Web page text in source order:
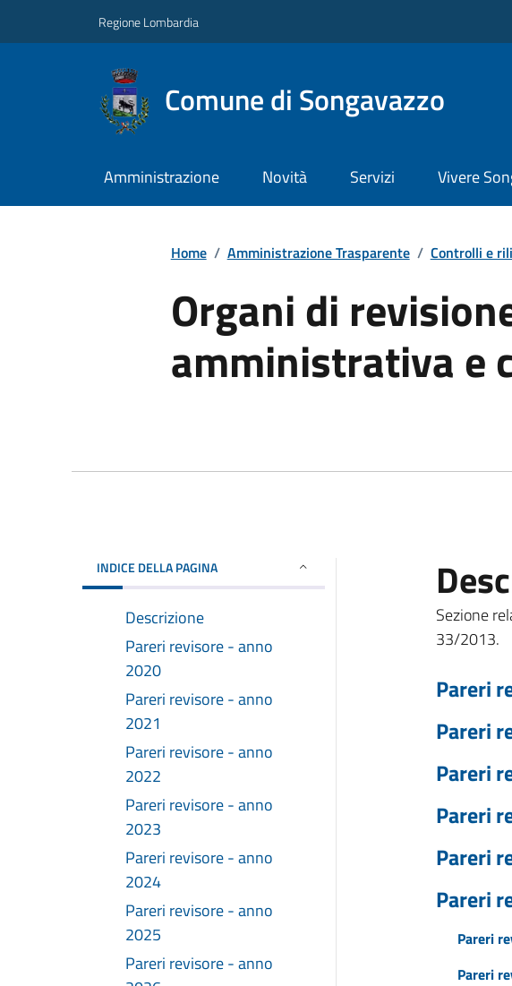
Regione Lombardia
Comune di Songavazzo
Amministrazione Novità Servizi Vivere
Home / Amministrazione Trasparente / Controlli e
Organi di
amministrativa e
INDICE DELLA PAGINA
Descrizione
Pareri revisore - anno
2020
Pareri revisore - anno
2021
Pareri revisore - anno
2022
Pareri revisore - anno
2023
Pareri revisore - anno
2024
Pareri revisore - anno
2025
Pareri revisore - anno
Sezione
33/2013.
Pareri
Pareri
Pareri
Pareri
Pareri
Pareri
Pareri
Pareri